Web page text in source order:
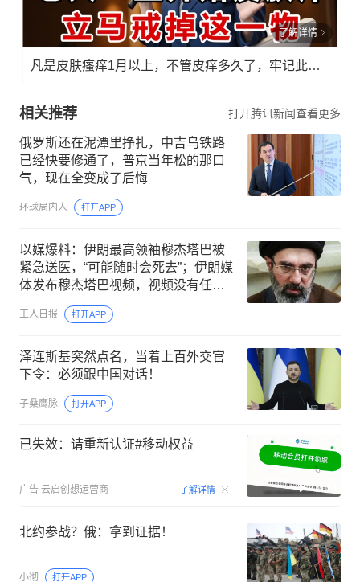
了解详情
凡是皮肤瘙痒1月以上，不管皮痒多久了，牢记此法，快！准！狠！
相关推荐 打开腾讯新闻查看更多
俄罗斯还在泥潭里挣扎，中吉乌铁路
已经快要修通了，普京当年松的那口
气，现在全变成了后悔
环球局内人 打开APP
以媒爆料：伊朗最高领袖穆杰塔巴被
紧急送医，“可能随时会死去”；伊朗媒
体发布穆杰塔巴视频，视频没有任何
说明，也没有具体时间和内容
工人日报 打开APP
泽连斯基突然点名，当着上百外交官
下令：必须跟中国对话！
子桑鹰脉 打开APP
已失效：请重新认证#移动权益
广告 云启创想运营商 了解详情 00:15
北约参战？俄：拿到证据！
小彻 打开APP